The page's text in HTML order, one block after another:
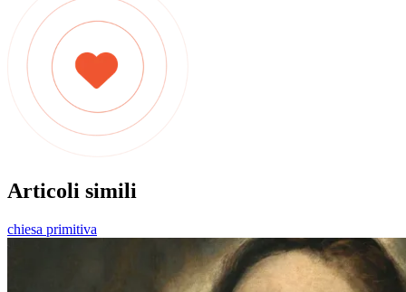
Articoli simili
chiesa primitiva